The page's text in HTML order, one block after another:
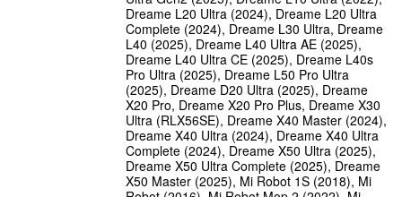
Dreame L20 Ultra (2024), Dreame L20 Ultra
Complete (2024), Dreame L30 Ultra, Dreame
L40 (2025), Dreame L40 Ultra AE (2025),
Dreame L40 Ultra CE (2025), Dreame L40s
Pro Ultra (2025), Dreame L50 Pro Ultra
(2025), Dreame D20 Ultra (2025), Dreame
X20 Pro, Dreame X20 Pro Plus, Dreame X30
Ultra (RLX56SE), Dreame X40 Master (2024),
Dreame X40 Ultra (2024), Dreame X40 Ultra
Complete (2024), Dreame X50 Ultra (2025),
Dreame X50 Ultra Complete (2025), Dreame
X50 Master (2025), Mi Robot 1S (2018), Mi